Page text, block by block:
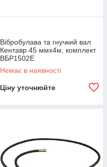
Вібробулава та гнучкий вал
Кентавр 45 ммх4м, комплект
ВБР1502Е
Немає в наявності
Ціну уточнюйте